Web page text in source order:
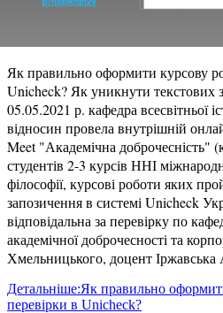
Як правильно оформити курсову
Unicheck? Як уникнути текстових
05.05.2021 р. кафедра всесвітньої
відносин провела внутрішній
Meet "Академічна доброчесність"
студентів 2-3 курсів ННІ
філософії, курсові роботи яких
запозичення в системі Unicheck
відповідальна за перевірку по
академічної доброчесності та
Хмельницького, доцент
Детальніше:Як правильно
перевірки в Unicheck?